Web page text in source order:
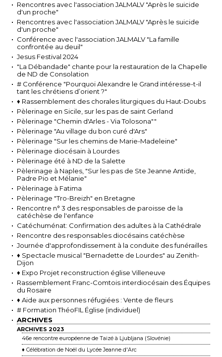
Rencontres avec l'association JALMALV "Après le suicide
d'un proche"
Rencontres avec l'association JALMALV "Après le suicide
d'un proche"
Conférence avec l'association JALMALV "La famille
confrontée au deuil"
Jesus Festival 2024
"La Débandade" chante pour la restauration de la Chapelle
de ND de Consolation
# Conférence "Pourquoi Alexandre le Grand intéresse-t-il
tant les chrétiens d’orient ?"
♦ Rassemblement des chorales liturgiques du Haut-Doubs
Pèlerinage en Sicile, sur les pas de saint Gerland
Pèlerinage "Chemin d'Arles - Via Tolosona""
Pèlerinage "Au village du bon curé d'Ars"
Pèlerinage "Sur les chemins de Marie-Madeleine"
Pèlerinage diocésain à Lourdes
Pèlerinage été à ND de la Salette
Pèlerinage à Naples, "Sur les pas de Ste Jeanne Antide,
Padre Pio et Mélanie"
Pèlerinage à Fatima
Pèlerinage "Tro-Breizh" en Bretagne
Rencontre n° 3 des responsables de paroisse de la
catéchèse de l'enfance
Catéchuménat: Confirmation des adultes à la Cathédrale
Rencontre des responsables diocésains catéchèse
Journée d'approfondissement à la conduite des funérailles
♦ Spectacle musical "Bernadette de Lourdes" au Zenith-
Dijon
♦ Expo Projet reconstruction église Villeneuve
Rassemblement Franc-Comtois interdiocésain des Équipes
du Rosaire
♦ Aide aux personnes réfugiées : Vente de fleurs
# Formation ThéoFIL Église (individuel)
ARCHIVES
ARCHIVES 2023
46e rencontre européenne de Taizé à Ljubljana (Slovénie)
♦ Célébration de Noël du Lycée Jeanne d'Arc